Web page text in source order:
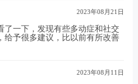
2023年08月21日
了一下，发现有些多动症和社交
给予很多建议，比以前有所改善
2023年08月11日